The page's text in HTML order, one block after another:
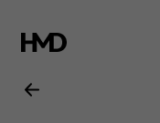
Nokia
T20